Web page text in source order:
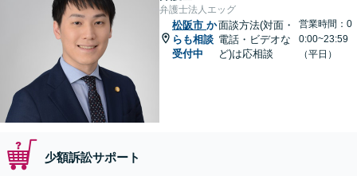
弁護士法人エッグ
松阪市 か
らも相談
受付中
面談方法(対面・
電話・ビデオな
ど)は応相談
営業時間：0
0:00~23:59
（平日）
少額訴訟サポート